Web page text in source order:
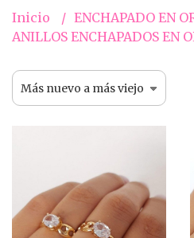
Inicio
ENCHAPADO EN
ANILLOS ENCHAPADOS EN